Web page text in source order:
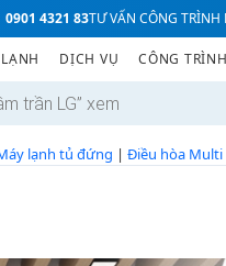
0901 4321 83TƯ VẤN CÔNG
DỊCH VỤ CÔNG
lạnh tủ đứng | Điều hòa Multi